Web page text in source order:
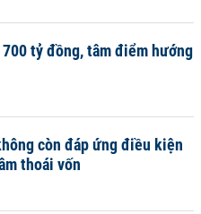
tỷ đồng, tâm điểm hướng
còn đáp ứng điều kiện
thoái vốn